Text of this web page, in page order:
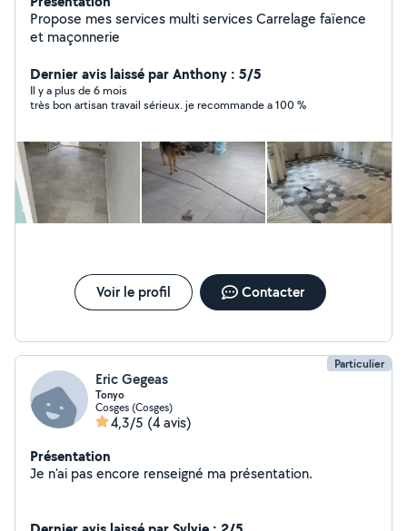
Propose mes services multi services Carrelage faïence
et maçonnerie
Dernier avis laissé par Anthony : 5/5
Il y a plus de 6 mois
très bon artisan travail sérieux. je recommande a 100 %
Voir le profil Contacter
Particulier
Eric Gegeas
Tonyo
Cosges (Cosges)
4,3/5 (4 avis)
Présentation
Je n'ai pas encore renseigné ma présentation.